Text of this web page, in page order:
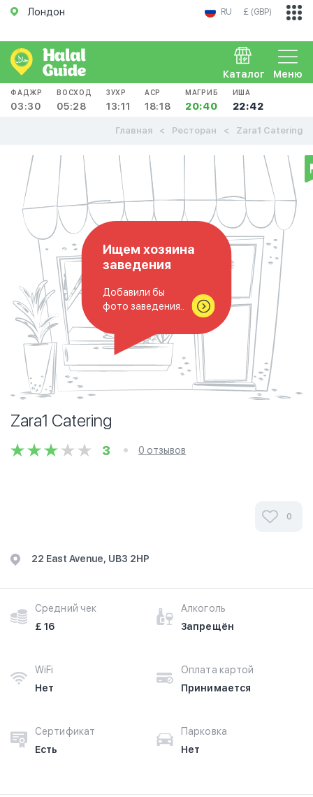
Лондон RU £ (GBP)
Меню
Каталог
ФАДЖР
03:30
ВОСХОД
05:28
ЗУХР
13:11
АСР
18:18
МАГРИБ
20:40
ИША
22:42
Главная Ресторан Zara1 Catering
Ищем хозяина
заведения
Добавили бы
фото заведения..
Zara1 Catering
3 0 отзывов
0
22 East Avenue, UB3 2HP
Средний чек
£ 16
Алкоголь
Запрещён
WiFi
Нет
Оплата картой
Принимается
Сертификат
Есть
Парковка
Нет